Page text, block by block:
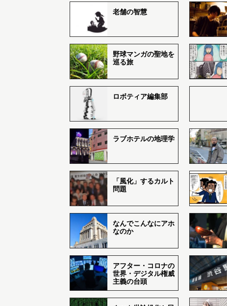
老舗の智慧
野球マンガの聖地を
巡る旅
ロボティア編集部
ラブホテルの地理学
「風化」するカルト
問題
なんでこんなにアホ
なのか
アフター・コロナの
世界・デジタル権威
主義の台頭